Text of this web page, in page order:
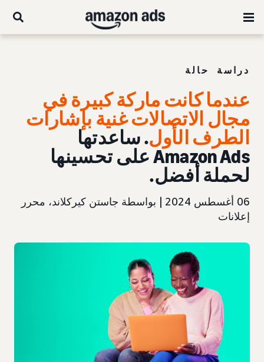
دراسة حالة
عندما كانت ماركة كبيرة في
مجال الاتصالات غنية بإشارات
الطرف الأول. ساعدتها
Amazon Ads على تحسينها
لحملة أفضل.
06 أغسطس 2024 | بواسطة جاستن كيركلاند، محرر
إعلانات